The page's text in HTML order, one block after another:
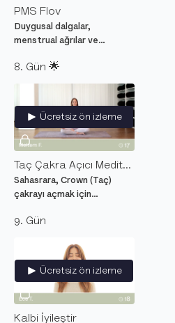
PMS Flov
Duygusal dalgalar,
menstrual ağrılar ve
iyileştirici ve rahatlatıcı
yoga hareketleri.
8. Gün 🌟
Ücretsiz ön izleme
Taç Çakra Açıcı Meditasyon
Sahasrara, Crown (Taç)
çakrayı açmak için
tepesindeki bu enerji
bütünleştiriyor.
9. Gün
Ücretsiz ön izleme
Kalbi İyileştir